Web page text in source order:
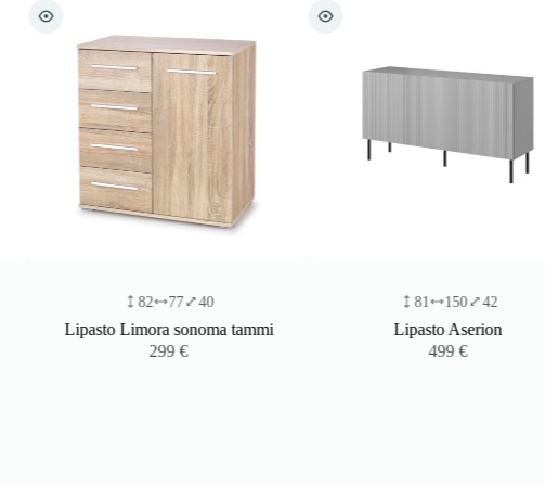
77 40
Lipasto Limora sonoma tammi
299€
150 42
Lipasto Aserion
499€